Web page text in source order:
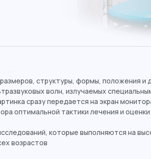
структуры, формы, положения и
волн, излучаемых
сразу передается на экран
оптимальной тактики лечения и
которые выполняются на
возрастов